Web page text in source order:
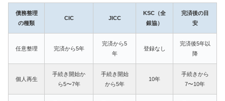
債務整理
の種類
CIC JICC
KSC（全
銀協）
完済後の目
安
任意整理 完済から5年
完済から5
年
登録なし
完済後5年以
降
個人再生
手続き開始か
ら5〜7年
手続き開始
から5年
10年
手続きから
7〜10年